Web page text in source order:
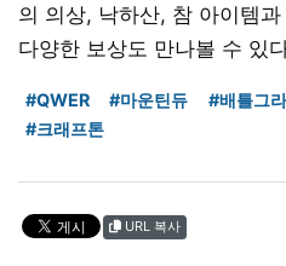
의 의상, 낙하산, 참 아이템
다양한 보상도 만나볼 수 있
#QWER #마운틴듀 #배틀그
#크래프톤
URL 복사